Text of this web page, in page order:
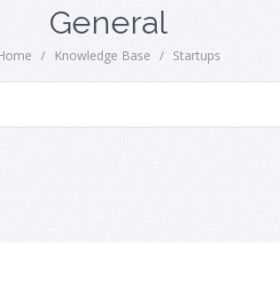
General
/ Knowledge Base / Startups